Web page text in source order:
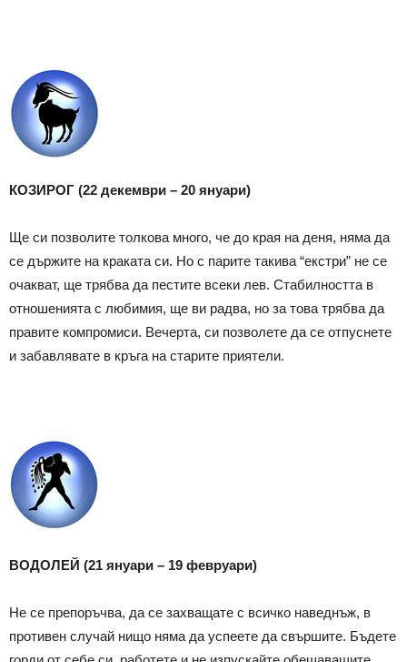
КОЗИРОГ (22 декември – 20 януари)
Ще си позволите толкова много, че до края на деня, няма да
се държите на краката си. Но с парите такива “екстри” не се
очакват, ще трябва да пестите всеки лев. Стабилността в
отношенията с любимия, ще ви радва, но за това трябва да
правите компромиси. Вечерта, си позволете да се отпуснете
и забавлявате в кръга на старите приятели.
ВОДОЛЕЙ (21 януари – 19 февруари)
Не се препоръчва, да се захващате с всичко наведнъж, в
противен случай нищо няма да успеете да свършите. Бъдете